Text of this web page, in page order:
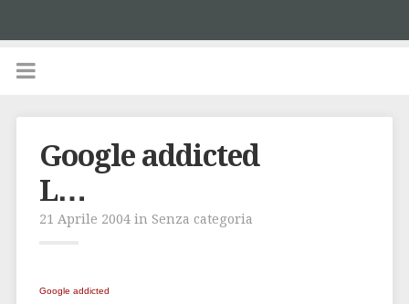
Google addicted
L…
21 Aprile 2004 in Senza categoria
Google addicted